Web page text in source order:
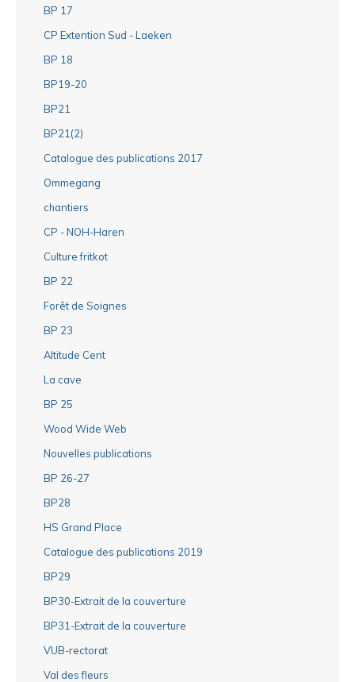
BP 17
CP Extention Sud - Laeken
BP 18
BP19-20
BP21
BP21(2)
Catalogue des publications 2017
Ommegang
chantiers
CP - NOH-Haren
Culture fritkot
BP 22
Forêt de Soignes
BP 23
Altitude Cent
La cave
BP 25
Wood Wide Web
Nouvelles publications
BP 26-27
BP28
HS Grand Place
Catalogue des publications 2019
BP29
BP30-Extrait de la couverture
BP31-Extrait de la couverture
VUB-rectorat
Val des fleurs